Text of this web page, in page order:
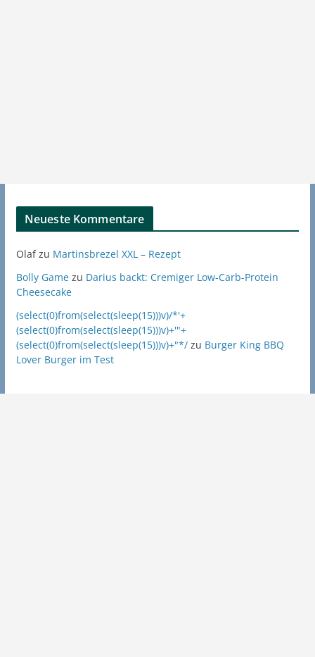
Neueste Kommentare
Olafzu Martinsbrezel XXL – Rezept
Bolly Gamezu Darius backt: Cremiger Low-Carb-Protein
Cheesecake
(select(0)from(select(sleep(15)))v)/*'+
(select(0)from(select(sleep(15)))v)+'"+
(select(0)from(select(sleep(15)))v)+"*/zu Burger King BBQ
Lover Burger im Test